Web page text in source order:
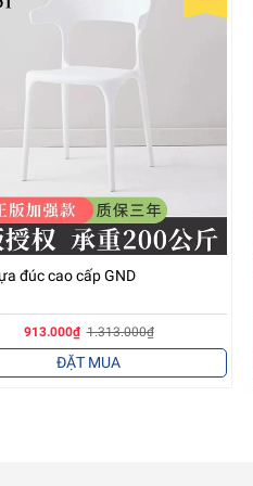
Đệm cao su thoáng
cao su GQBCS
đúc cao cấp GND
913.000₫ 1.313.000₫
ĐẶT MUA